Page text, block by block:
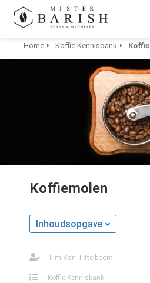
Home Koffie Kennisbank
Koffiemolen
Inhoudsopgave
Tim Van Tittelboom
Koffie Kennisbank